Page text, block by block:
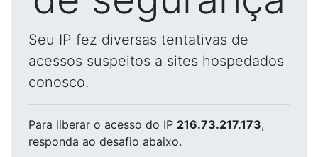
Seu IP fez diversas tentativas de
acessos suspeitos a sites hospedados
conosco.
Para liberar o acesso do IP 216.73.217.173,
responda ao desafio abaixo.